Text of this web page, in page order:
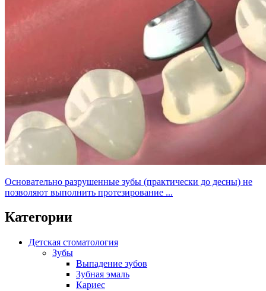
Основательно разрушенные зубы (практически до десны) не
позволяют выполнить протезирование ...
Категории
Детская стоматология
Зубы
Выпадение зубов
Зубная эмаль
Кариес